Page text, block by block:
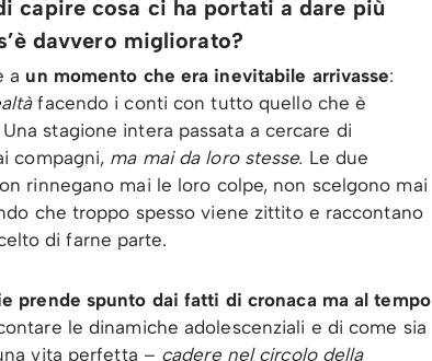
capire cosa ci ha portati a dare più
davvero migliorato?
a un momento che era inevitabile arrivasse:
facendo i conti con tutto quello che è
stagione intera passata a cercare di
compagni, ma mai da loro stesse. Le due
rinnegano mai le loro colpe, non scelgono mai
che troppo spesso viene zittito e raccontano
di farne parte.
prende spunto dai fatti di cronaca ma al tempo
le dinamiche adolescenziali e di come sia
vita perfetta – cadere nel circolo della